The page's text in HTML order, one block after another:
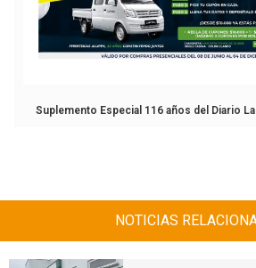
Suplemento Especial 116 años del Diario
NOTICIAS